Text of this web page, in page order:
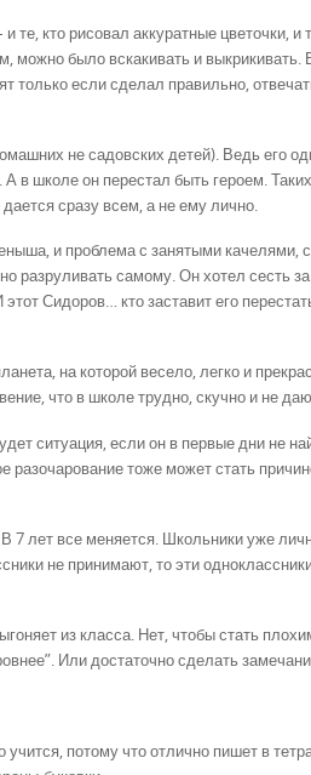
кто рисовал аккуратные цветочки, и
можно было вскакивать и выкрикивать.
только если сделал правильно,
не садовских детей). Ведь его
в школе он перестал быть героем.
сразу всем, а не ему лично.
и проблема с занятыми качелями,
самому. Он хотел сесть
Сидоров… кто заставит его
на которой весело, легко и
что в школе трудно, скучно и не
ситуация, если он в первые дни не
разочарование тоже может стать
7 лет все меняется. Школьники уже
не принимают, то эти
из класса. Нет, чтобы стать
Или достаточно сделать
потому что отлично пишет в